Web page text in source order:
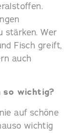
stärken. Wer
Fisch greift,
auch
so wichtig?
auf schöne
wichtig